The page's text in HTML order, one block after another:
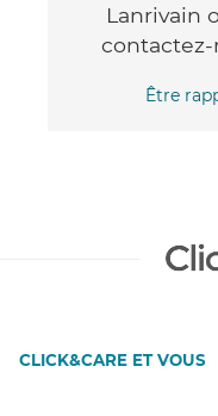
Lanrivain
Être
CLICK&CARE ET VOUS